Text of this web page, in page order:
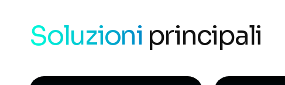
Soluzioni principali